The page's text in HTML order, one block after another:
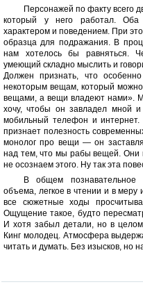
Персонажей по факту всего
который у него работал.
характером и поведением. При
образца для подражания. В
нам хотелось бы равняться.
умеющий складно мыслить и
Должен признать, что
некоторым вещам, который
вещами, а вещи владеют нами».
хочу, чтобы он завладел мной
мобильный телефон и
признает полезность
монолог про вещи — он
над тем, что мы рабы вещей. Они
не осознаем этого. Ну так эта
В общем познавательное
объема, легкое в чтении и в меру
все сюжетные ходы
Ощущение такое, будто
И хотя забыл детали, но в
Кинг молодец. Атмосфера
читать и думать. Без изысков, но